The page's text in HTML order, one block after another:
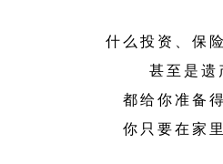
什么投资、保
甚至是遗
都给你准备
你只要在家